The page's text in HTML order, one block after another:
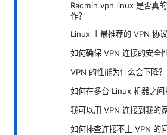
Radmin vpn linux 是否真
作？
Linux 上最推荐的 VPN 协议
如何确保 VPN 连接的安全性
VPN 的性能为什么会下降？
如何在多台 Linux 机器之间
我可以用 VPN 连接到我的
如何排查连接不上 VPN 的问